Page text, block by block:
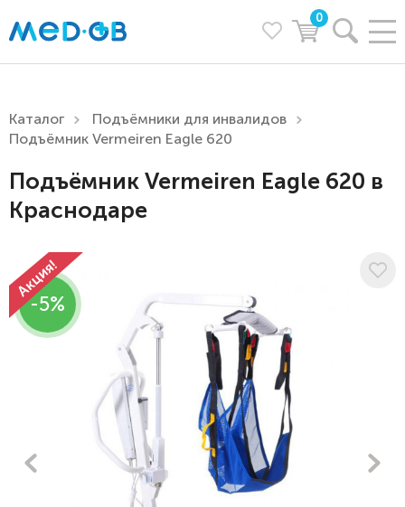
0
Каталог
Подъёмники для инвалидов
Подъёмник Vermeiren Eagle 620
Подъёмник Vermeiren Eagle 620 в
Краснодаре
-5%